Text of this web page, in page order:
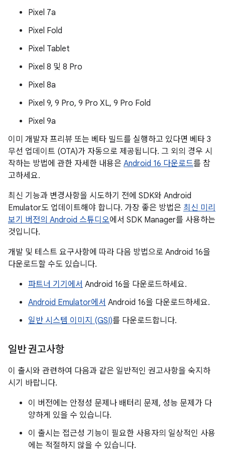
Pixel 7a
Pixel Fold
Pixel Tablet
Pixel 8 및 8 Pro
Pixel 8a
Pixel 9, 9 Pro, 9 Pro XL, 9 Pro Fold
Pixel 9a
이미 개발자 프리뷰 또는 베타 빌드를 실행하고 있다면 베타 3
무선 업데이트 (OTA)가 자동으로 제공됩니다. 그 외의 경우 시
작하는 방법에 관한 자세한 내용은 Android 16 다운로드를 참
고하세요.
최신 기능과 변경사항을 시도하기 전에 SDK와 Android
Emulator도 업데이트해야 합니다. 가장 좋은 방법은 최신 미리
보기 버전의 Android 스튜디오에서 SDK Manager를 사용하는
것입니다.
개발 및 테스트 요구사항에 따라 다음 방법으로 Android 16을
다운로드할 수도 있습니다.
파트너 기기에서 Android 16을 다운로드하세요.
Android Emulator에서 Android 16을 다운로드하세요.
일반 시스템 이미지 (GSI)를 다운로드합니다.
일반 권고사항
이 출시와 관련하여 다음과 같은 일반적인 권고사항을 숙지하
시기 바랍니다.
이 버전에는 안정성 문제나 배터리 문제, 성능 문제가 다
양하게 있을 수 있습니다.
이 출시는 접근성 기능이 필요한 사용자의 일상적인 사용
에는 적절하지 않을 수 있습니다.